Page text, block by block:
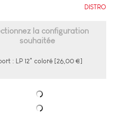
DISTRO
la configuration
souhaitée
: LP 12" coloré [26,00 €]